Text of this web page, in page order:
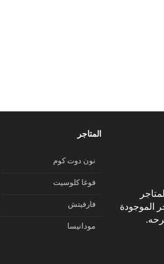
الموجودة
المتاجر
نون دوت كوم
فوغا كلوسيت
فارفيتش
مودانيسا